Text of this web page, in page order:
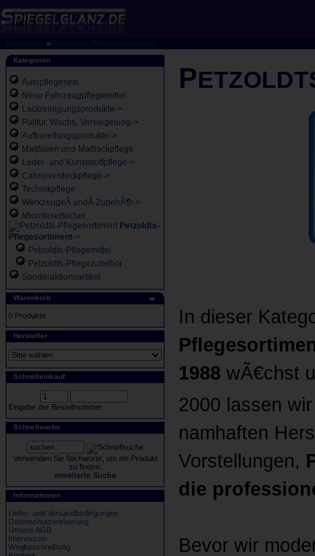
»
Kategorien
Autopflegesets
Neue Fahrzeugpflegemittel
Lackreinigungsprodukte->
Politur, Wachs, Versiegelung->
Aufbereitungsprodukte->
Mattfolien und Mattlackpflege
Leder- und Kunststoffpflege->
Cabrioverdeckpflege->
Technikpflege
WerkzeugeÂ undÂ ZubehÃ¶r->
Microfasertücher
Petzoldts-
Pflegesortiment->
Petzoldts-Pflegemittel
Petzoldts-Pflegezubehör
Sonderaktionsartikel
Warenkorb
0 Produkte
Hersteller
Schnelleinkauf
Eingabe der Bestellnummer.
Schnellsuche
Verwenden Sie Stichworte, um ein Produkt
zu finden.
erweiterte Suche
Informationen
Liefer- und Versandbedingungen
Datenschutzerklaerung
Unsere AGB
Impressum
Wegbeschreibung
P
In dieser
1988 wÃ€chst
2000 lassen
namhaften
Vorstellungen,
die
Bevor wir